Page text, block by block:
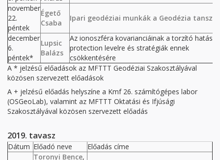
november
22.
péntek
Égető
Csaba
Ipari geodéziai munkák a Geodézia
december
6.
péntek*
Lupsic
Balázs
Az ionoszféra kovarianciáinak a torzító hatása
protection levelre és stratégiák ennek
csökkentésére
A * jelzésű előadások az MFTTT Geodéziai Szakosztályával
közösen szervezett előadások
A + jelzésű előadás helyszíne a Kmf 26. számítógépes labor
(OSGeoLab), valamint az MFTTT Oktatási és Ifjúsági
Szakosztályával közösen szervezett előadás
2019. tavasz
Dátum Előadó neve Előadás címe
Toronyi Bence,